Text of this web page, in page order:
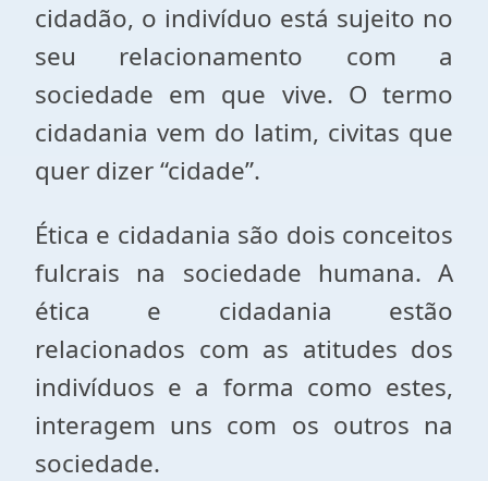
cidadão, o indivíduo está sujeito no
seu relacionamento com a
sociedade em que vive. O termo
cidadania vem do latim, civitas que
quer dizer “cidade”.
Ética e cidadania são dois conceitos
fulcrais na sociedade humana. A
ética e cidadania estão
relacionados com as atitudes dos
indivíduos e a forma como estes,
interagem uns com os outros na
sociedade.